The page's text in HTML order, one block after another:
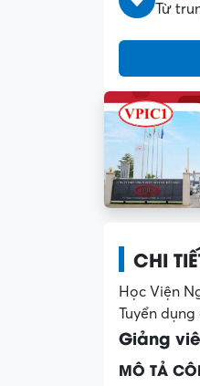
Từ
CHI
Học Viện
Tuyển
Giảng
MÔ TẢ